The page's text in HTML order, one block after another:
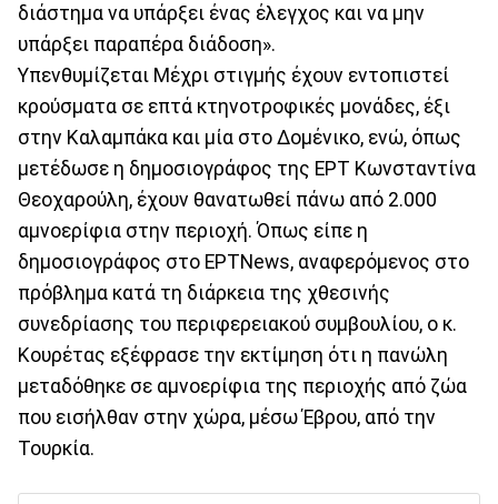
διάστημα να υπάρξει ένας έλεγχος και να μην
υπάρξει παραπέρα διάδοση».
Υπενθυμίζεται Μέχρι στιγμής έχουν εντοπιστεί
κρούσματα σε επτά κτηνοτροφικές μονάδες, έξι
στην Καλαμπάκα και μία στο Δομένικο, ενώ, όπως
μετέδωσε η δημοσιογράφος της ΕΡΤ Κωνσταντίνα
Θεοχαρούλη, έχουν θανατωθεί πάνω από 2.000
αμνοερίφια στην περιοχή. Όπως είπε η
δημοσιογράφος στο ΕΡΤNews, αναφερόμενος στο
πρόβλημα κατά τη διάρκεια της χθεσινής
συνεδρίασης του περιφερειακού συμβουλίου, ο κ.
Κουρέτας εξέφρασε την εκτίμηση ότι η πανώλη
μεταδόθηκε σε αμνοερίφια της περιοχής από ζώα
που εισήλθαν στην χώρα, μέσω Έβρου, από την
Τουρκία.